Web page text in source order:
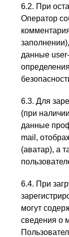
6.2. При
Оператор
данные
6.3. Для
(при
данные
mail,
(аватар), а
6.4. При
могут
сведения о